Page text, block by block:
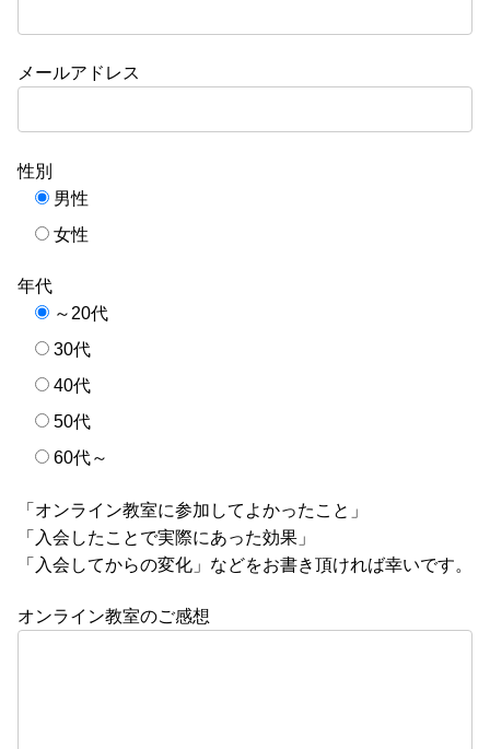
メールアドレス
性別
男性
女性
年代
～20代
30代
40代
50代
60代～
「オンライン教室に参加してよかったこと」
「入会したことで実際にあった効果」
「入会してからの変化」などをお書き頂ければ幸いです。
オンライン教室のご感想